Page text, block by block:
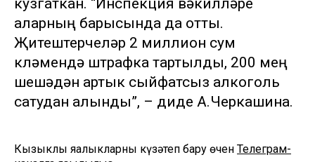
кузгаткан. “Инспекция вәкилләре
аларның барысында да отты.
Җитештерүчеләр 2 миллион сум
күләмендә штрафка тартылды, 200 мең
шешәдән артык сыйфатсыз алкоголь
сатудан алынды”, – диде А.Черкашина.
Кызыклы яңалыкларны күзәтеп бару өчен Телеграм-